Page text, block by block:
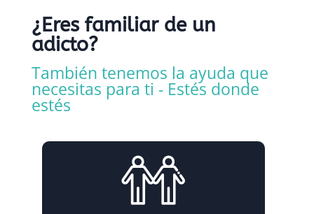
¿Eres familiar de un
adicto?
También tenemos la ayuda que
necesitas para ti - Estés donde
estés